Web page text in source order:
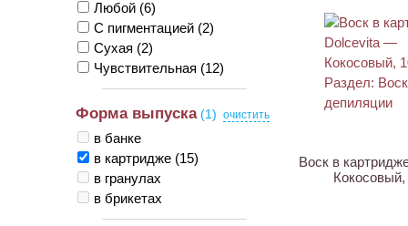
Любой (6)
С пигментацией (2)
Сухая (2)
Чувствительная (12)
Форма выпуска(1)
в банке
в картридже (15)
в гранулах
в брикетах
Воск в